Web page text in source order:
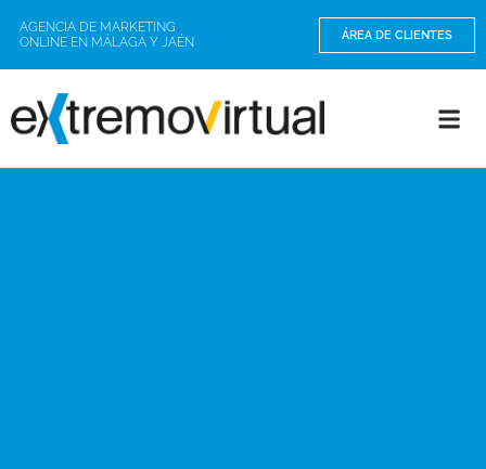
AGENCIA DE MARKETING
ONLINE EN MÁLAGA Y JAÉN
ÁREA DE CLIENTES